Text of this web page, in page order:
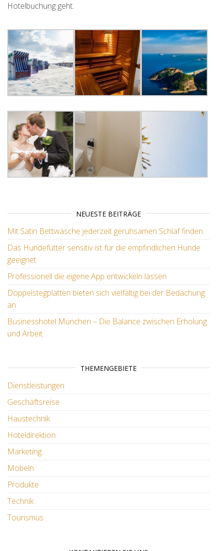
Hotelbuchung geht.
NEUESTE BEITRÄGE
Mit Satin Bettwäsche jederzeit geruhsamen Schlaf finden
Das Hundefutter sensitiv ist für die empfindlichen Hunde
geeignet
Professionell die eigene App entwickeln lassen
Doppelstegplatten bieten sich vielfältig bei der Bedachung
an
Businesshotel München – Die Balance zwischen Erholung
und Arbeit
THEMENGEBIETE
Dienstleistungen
Geschäftsreise
Haustechnik
Hoteldirektion
Marketing
Möbeln
Produkte
Technik
Tourismus